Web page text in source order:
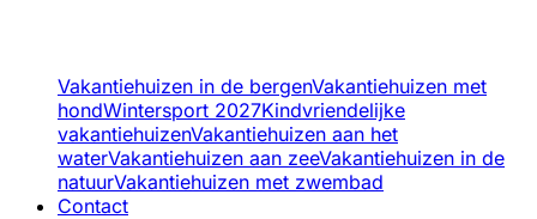
Vakantiehuizen in de bergenVakantiehuizen met
hondWintersport 2027Kindvriendelijke
vakantiehuizenVakantiehuizen aan het
waterVakantiehuizen aan zeeVakantiehuizen in de
natuurVakantiehuizen met zwembad
Contact